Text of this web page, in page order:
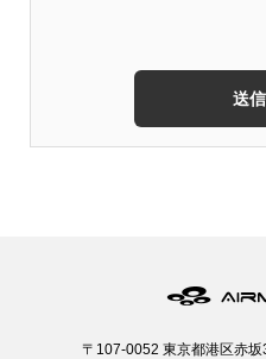
〒107-0052 東京都港区赤